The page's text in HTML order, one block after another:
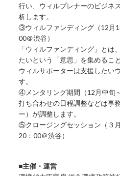
行い、ウィルプレナーのビジネ
析します。
③ウィルファンディング（12月
00＠渋谷）
「ウィルファンディング」とは
たいという「意思」を集めるこ
ウィルサポーターは支援したい
す。
④メンタリング期間（12月中旬
打ち合わせの日程調整などは事
ー）が調整します。
⑤クロージングセッション（３
20：00＠渋谷）
■主催・運営